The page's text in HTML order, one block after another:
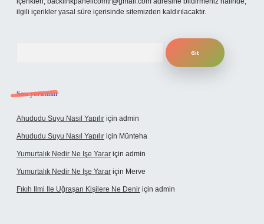
ilgili içerikler yasal süre içerisinde sitemizden kaldırılacaktır.
Son yorumlar
Ahududu Suyu Nasıl Yapılır için admin
Ahududu Suyu Nasıl Yapılır için Münteha
Yumurtalık Nedir Ne Işe Yarar için admin
Yumurtalık Nedir Ne Işe Yarar için Merve
Fıkıh Ilmi Ile Uğraşan Kişilere Ne Denir için admin